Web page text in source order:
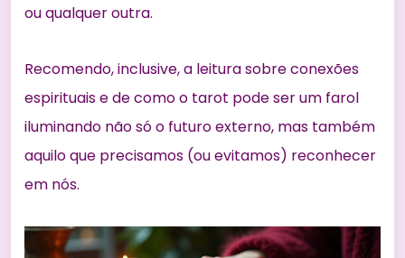
ou qualquer outra.
Recomendo, inclusive, a leitura sobreconexões
espirituaise de como o tarot pode ser um farol
iluminando não só o futuro externo, mas também
aquilo que precisamos (ou evitamos) reconhecer
em nós.